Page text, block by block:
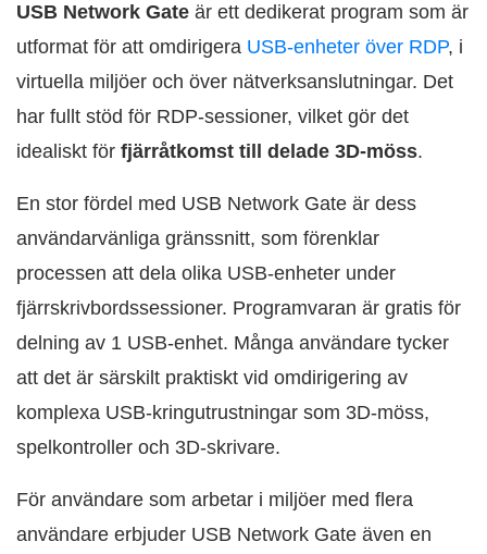
USB Network Gate är ett dedikerat program som är
utformat för att omdirigera USB-enheter över RDP, i
virtuella miljöer och över nätverksanslutningar. Det
har fullt stöd för RDP-sessioner, vilket gör det
idealiskt för fjärråtkomst till delade 3D-möss.
En stor fördel med USB Network Gate är dess
användarvänliga gränssnitt, som förenklar
processen att dela olika USB-enheter under
fjärrskrivbordssessioner. Programvaran är gratis för
delning av 1 USB-enhet. Många användare tycker
att det är särskilt praktiskt vid omdirigering av
komplexa USB-kringutrustningar som 3D-möss,
spelkontroller och 3D-skrivare.
För användare som arbetar i miljöer med flera
användare erbjuder USB Network Gate även en